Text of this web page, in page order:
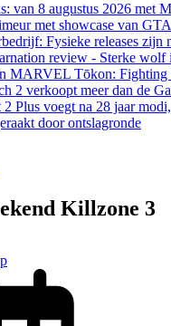
van 8 augustus 2026 met
met showcase van
Fysieke releases zijn
review - Sterke wolf
MARVEL Tōkon: Fighting
2 verkoopt meer dan de
2 Plus voegt na 28 jaar
door ontslagronde
Killzone 3